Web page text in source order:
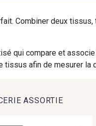
Combiner deux
qui compare et
tissus afin de mesurer
ASSORTIE